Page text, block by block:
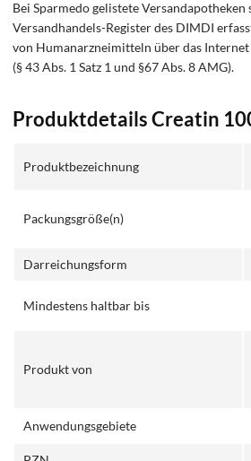
Bei Sparmedo gelistete Versandapotheken
Versandhandels-Register des DIMDI
von Humanarzneimitteln über das
(§ 43 Abs. 1 Satz 1 und §67 Abs. 8 AMG).
Produktdetails Creatin
Produktbezeichnung
Packungsgröße(n)
Darreichungsform
Mindestens haltbar bis
Produkt von
Anwendungsgebiete